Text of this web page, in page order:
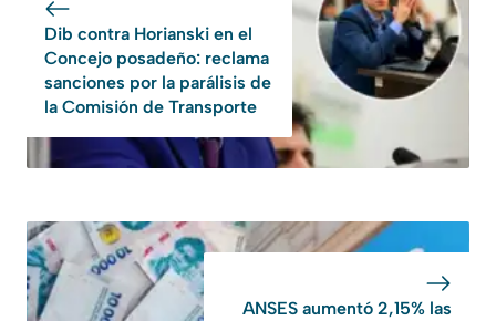
Dib contra Horianski en el
Concejo posadeño: reclama
sanciones por la parálisis de
la Comisión de Transporte
ANSES aumentó 2,15% las